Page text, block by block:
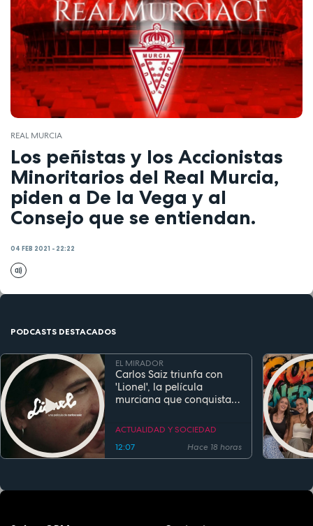
REAL MURCIA
Los peñistas y los Accionistas
Minoritarios del Real Murcia,
piden a De la Vega y al
Consejo que se entiendan.
04 FEB 2021 - 22:22
PODCASTS DESTACADOS
EL MIRADOR
Carlos Saiz triunfa con
'Lionel', la película
murciana que conquista
estreno
ACTUALIDAD Y SOCIEDAD
12:07
Hace 18 horas